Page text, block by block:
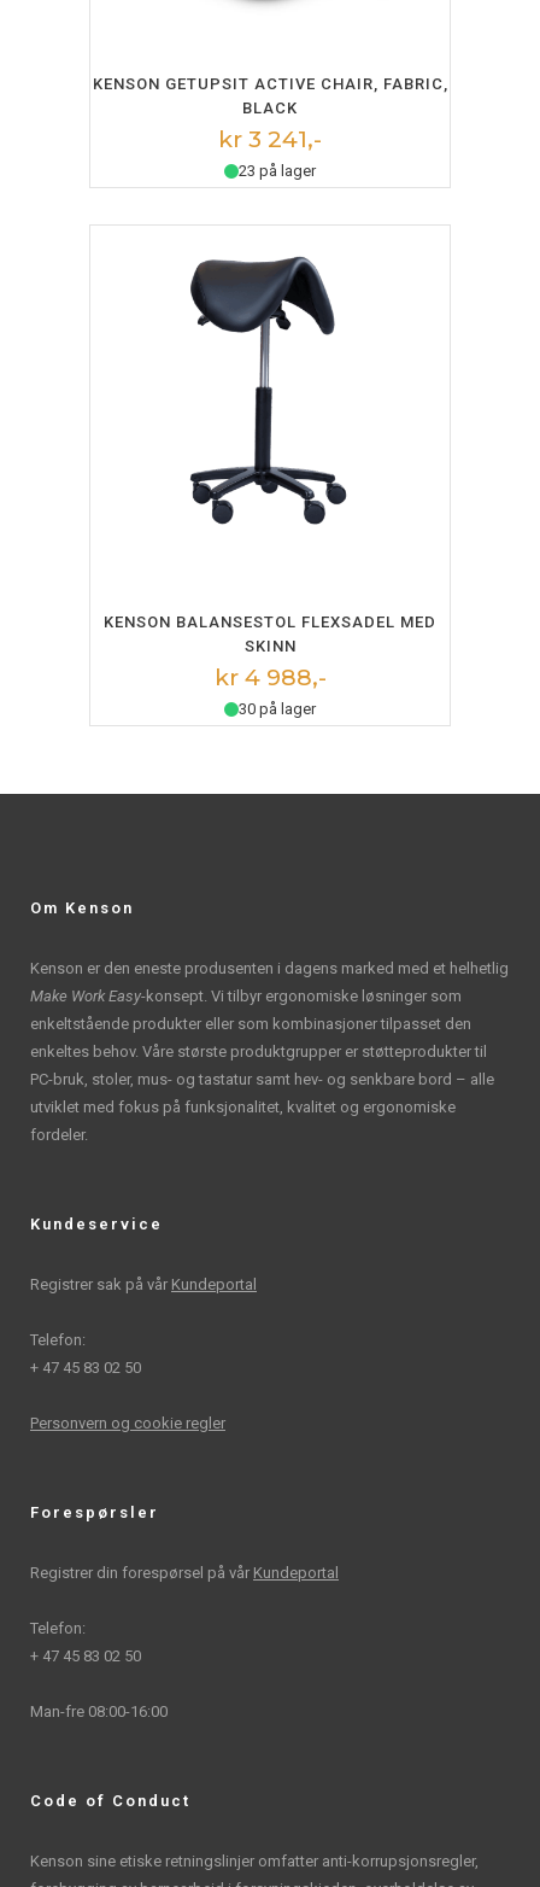
LEGG I HANDLEKURV
KENSON GETUPSIT ACTIVE CHAIR, FABRIC,
BLACK
kr 3 241,-
23 på lager
LEGG I HANDLEKURV
KENSON BALANSESTOL FLEXSADEL MED
SKINN
kr 4 988,-
30 på lager
Om Kenson
Kenson er den eneste produsenten i dagens marked med et helhetlig
Make Work Easy-konsept. Vi tilbyr ergonomiske løsninger som
enkeltstående produkter eller som kombinasjoner tilpasset den
enkeltes behov. Våre største produktgrupper er støtteprodukter til
PC-bruk, stoler, mus- og tastatur samt hev- og senkbare bord – alle
utviklet med fokus på funksjonalitet, kvalitet og ergonomiske
fordeler.
Kundeservice
Registrer sak på vår Kundeportal
Telefon:
+ 47 45 83 02 50
Personvern og cookie regler
Forespørsler
Registrer din forespørsel på vår Kundeportal
Telefon:
+ 47 45 83 02 50
Man-fre 08:00-16:00
Code of Conduct
Kenson sine etiske retningslinjer omfatter anti-korrupsjonsregler,